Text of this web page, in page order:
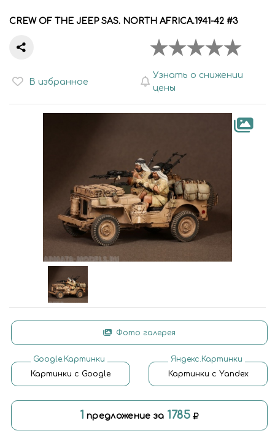
CREW OF THE JEEP SAS. NORTH AFRICA.1941-42 #3
В избранное
Узнать о снижении
цены
Фото галерея
Google.Картинки
Картинки с Google
Яндекс.Картинки
Картинки с Yandex
1 предложение за 1785